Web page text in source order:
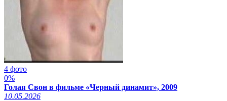
4 фото
0%
Голая Свон в фильме «Черный динамит», 2009
10.05.2026